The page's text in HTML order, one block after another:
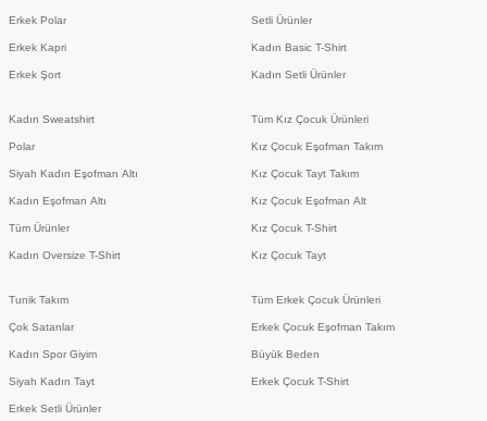
Erkek Polar
Erkek Kapri
Erkek Şort
Kadın Sweatshirt
Polar
Siyah Kadın Eşofman Altı
Kadın Eşofman Altı
Tüm Ürünler
Kadın Oversize T-Shirt
Tunik Takım
Çok Satanlar
Kadın Spor Giyim
Siyah Kadın Tayt
Erkek Setli Ürünler
Setli Ürünler
Kadın Basic T-Shirt
Kadın Setli Ürünler
Tüm Kız Çocuk Ürünleri
Kız Çocuk Eşofman Takım
Kız Çocuk Tayt Takım
Kız Çocuk Eşofman Alt
Kız Çocuk T-Shirt
Kız Çocuk Tayt
Tüm Erkek Çocuk Ürünleri
Erkek Çocuk Eşofman Takım
Büyük Beden
Erkek Çocuk T-Shirt